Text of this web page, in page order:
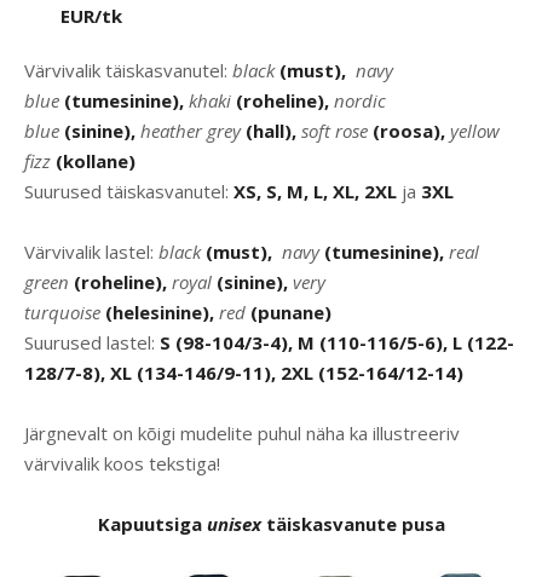
EUR/tk
Värvivalik täiskasvanutel: black(must), navy
blue (tumesinine), khaki (roheline), nordic
blue (sinine), heather grey(hall), soft rose (roosa), yellow
fizz (kollane)
Suurused täiskasvanutel: XS, S, M, L, XL, 2XL ja 3XL
Värvivalik lastel: black(must), navy (tumesinine), real
green (roheline), royal (sinine), very
turquoise (helesinine), red (punane)
Suurused lastel: S (98-104/3-4), M (110-116/5-6), L (122-
128/7-8), XL (134-146/9-11), 2XL (152-164/12-14)
Järgnevalt on kõigi mudelite puhul näha ka illustreeriv
värvivalik koos tekstiga!
Kapuutsiga unisextäiskasvanute pusa